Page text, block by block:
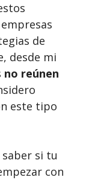
de
desde mi
no reúnen
este tipo
si tu
con